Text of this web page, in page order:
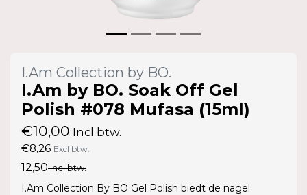
I.Am Collection by BO.
I.Am by BO. Soak Off Gel
Polish #078 Mufasa (15ml)
€10,00 Incl btw.
€8,26 Excl btw.
12,50Incl btw.
I.Am Collection By BO Gel Polish biedt de nagel